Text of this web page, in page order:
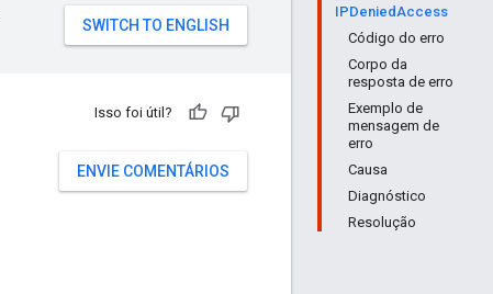
IPDeniedAccess
Código do erro
Corpo da
resposta de erro
Exemplo de
mensagem de
erro
Causa
Diagnóstico
Resolução
Isso foi útil?
ENVIE COMENTÁRIOS